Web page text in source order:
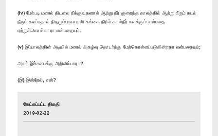
(iv) மேற்படி மணல் திடலை நீக்குவதனால் ஆற்று நீர் குறைந்த காலத்தில் ஆற்று நீரும் கடல்
நீரும் கலப்பதால் நிதமும் மகாவலி கங்கை நீரில் கடல்நீர் கலக்கும் என்பதை
ஏற்றுக்கொள்வாரா என்பதையும்;
(v) இப்பாலத்தின் அடியில் மணல் அகழ்வு தொடர்ந்து மேற்கொள்ளப்படுகின்றதா என்பதையும்;
அவர் இச்சபைக்கு அறிவிப்பாரா?
(இ) இன்றேல், ஏன்?
கேட்கப்பட்ட திகதி
2019-02-22